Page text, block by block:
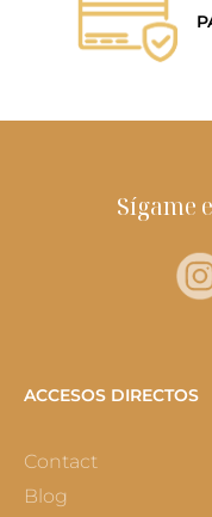
Sígame
ACCESOS DIRECTOS
Contact
Blog